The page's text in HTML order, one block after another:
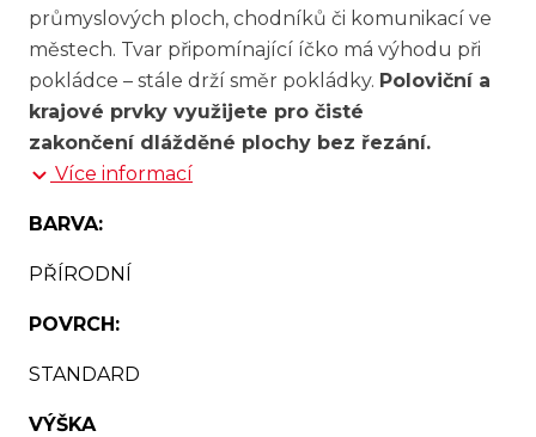
průmyslových ploch, chodníků či komunikací ve
městech. Tvar připomínající íčko má výhodu při
pokládce – stále drží směr pokládky. Poloviční a
krajové prvky využijete pro čisté
zakončení dlážděné plochy bez řezání.
Více informací
BARVA:
PŘÍRODNÍ
POVRCH:
STANDARD
VÝŠKA